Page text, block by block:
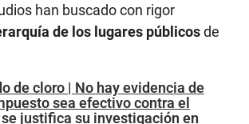
han buscado con rigor
de los lugares públicosde
de cloro | No hay evidencia de
sea efectivo contra el
se justifica su investigación en